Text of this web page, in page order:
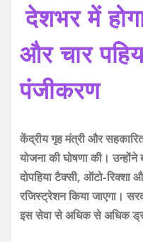
देशभर में
और चार
पंजीकरण
केंद्रीय गृह मंत्री और
योजना की घोषणा की।
दोपहिया टैक्सी, ऑटो-रिक्शा
रजिस्ट्रेशन किया जाएगा।
इस सेवा से अधिक से अधिक